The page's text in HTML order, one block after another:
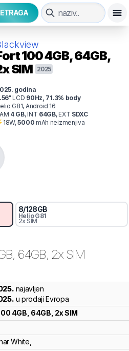
1004GB, 64GB,
SIM
2025
. godina
" LCD 90Hz 71.3% body
G81, Android 16
4GB,INT 64GB,EXT SDXC
18W,5000 mAh neizmenjiva
8/128GB
Helio G81
2x SIM
64GB, 2x SIM
najavljen
u prodaji Evropa
4GB, 64GB, 2x SIM
White,